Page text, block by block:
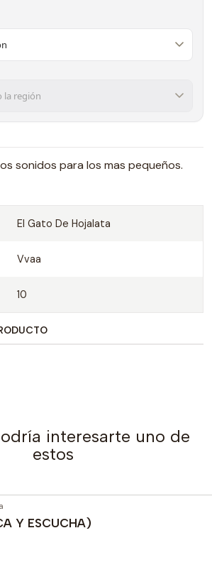
sonidos para los mas pequeños.
El Gato De Hojalata
Vvaa
10
interesarte uno de
estos
Y ESCUCHA)